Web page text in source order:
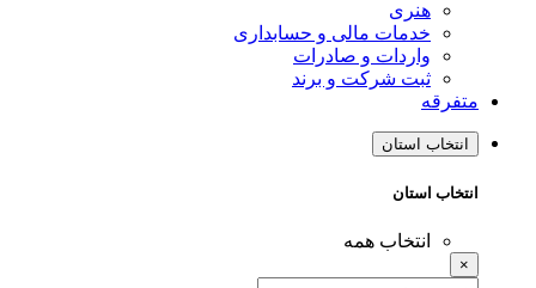
هنری
خدمات مالی و حسابداری
واردات و صادرات
ثبت شرکت و برند
متفرقه
انتخاب استان
انتخاب استان
انتخاب همه
×